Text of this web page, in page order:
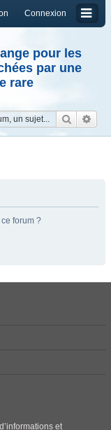
Connexion
pour les
par une
rare
forum ?
et